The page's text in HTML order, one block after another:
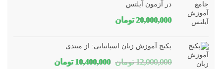
در آزمون آیلتس
20,000,000 تومان
پکیج آموزش زبان اسپانیایی: از مبتدی
12,000,000 تومان قیمت
10,400,000 تومانقیمت